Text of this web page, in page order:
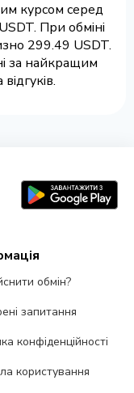
курсом серед
При обміні
299.49 USDT.
за найкращим
обмін?
запитання
конфіденційності
користування